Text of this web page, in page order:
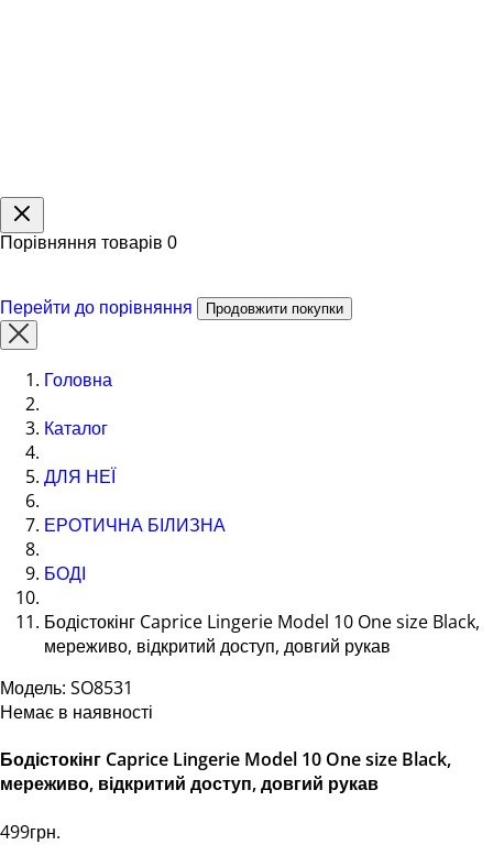
Порівняння товарів 0
Перейти до порівняння Продовжити покупки
Головна
Каталог
ДЛЯ НЕЇ
ЕРОТИЧНА БІЛИЗНА
БОДІ
Бодістокінг Caprice Lingerie Model 10 One size Black,
мереживо, відкритий доступ, довгий рукав
Модель: SO8531
Немає в наявності
Бодістокінг Caprice Lingerie Model 10 One size Black,
мереживо, відкритий доступ, довгий рукав
499грн.